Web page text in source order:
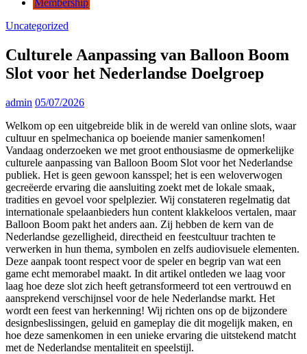
Membership
Uncategorized
Culturele Aanpassing van Balloon Boom
Slot voor het Nederlandse Doelgroep
admin 05/07/2026
Welkom op een uitgebreide blik in de wereld van online slots, waar
cultuur en spelmechanica op boeiende manier samenkomen!
Vandaag onderzoeken we met groot enthousiasme de opmerkelijke
culturele aanpassing van Balloon Boom Slot voor het Nederlandse
publiek. Het is geen gewoon kansspel; het is een weloverwogen
gecreëerde ervaring die aansluiting zoekt met de lokale smaak,
tradities en gevoel voor spelplezier. Wij constateren regelmatig dat
internationale spelaanbieders hun content klakkeloos vertalen, maar
Balloon Boom pakt het anders aan. Zij hebben de kern van de
Nederlandse gezelligheid, directheid en feestcultuur trachten te
verwerken in hun thema, symbolen en zelfs audiovisuele elementen.
Deze aanpak toont respect voor de speler en begrip van wat een
game echt memorabel maakt. In dit artikel ontleden we laag voor
laag hoe deze slot zich heeft getransformeerd tot een vertrouwd en
aansprekend verschijnsel voor de hele Nederlandse markt. Het
wordt een feest van herkenning! Wij richten ons op de bijzondere
designbeslissingen, geluid en gameplay die dit mogelijk maken, en
hoe deze samenkomen in een unieke ervaring die uitstekend matcht
met de Nederlandse mentaliteit en speelstijl.